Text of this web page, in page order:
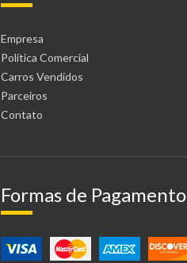
Empresa
Política Comercial
Carros Vendidos
Parceiros
Contato
Formas de Pagamento